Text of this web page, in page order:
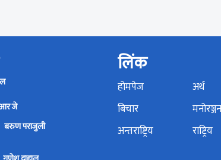
जे
बरुण पराजुली
लिंक
होमपेज
अर्थ
बिचार
मनोरञ्जन
अन्तराष्ट्रिय
राष्ट्रिय